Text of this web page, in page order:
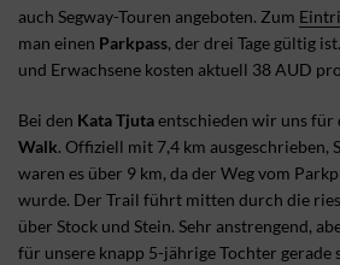
auch Segway-Touren angeboten. Zum
man einen Parkpass, der drei Tage gültig
und Erwachsene kosten aktuell 38 AUD
Bei den Kata Tjutaentschieden wir uns für
Walk. Offiziell mit 7,4 km ausgeschrieben,
waren es über 9 km, da der Weg vom
wurde. Der Trail führt mitten durch die
über Stock und Stein. Sehr anstrengend,
für unsere knapp 5-jährige Tochter gerade